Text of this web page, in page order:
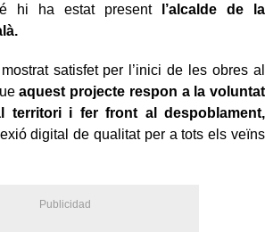
hi ha estat presentl’alcalde de la
satisfet per l’inici de les obres al
aquest projecte respon a la voluntat
territori i fer front al despoblament,
digital de qualitat per a tots els veïns